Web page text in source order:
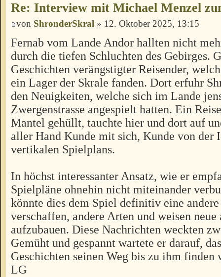
Re: Interview mit Michael Menzel
von ShronderSkral » 12. Oktober 2025, 13:15
Fernab vom Lande Andor hallten nicht
durch die tiefen Schluchten des Gebirges.
Geschichten verängstigter Reisender,
ein Lager der Skrale fanden. Dort erfuhr
den Neuigkeiten, welche sich im Lande
Zwergenstrasse angespielt hatten. Ein
Mantel gehüllt, tauchte hier und dort auf
aller Hand Kunde mit sich, Kunde von der
vertikalen Spielplans.
In höchst interessanter Ansatz, wie er
Spielpläne ohnehin nicht miteinander
könnte dies dem Spiel definitiv eine
verschaffen, andere Arten und weisen neue
aufzubauen. Diese Nachrichten weckten
Gemüht und gespannt wartete er darauf,
Geschichten seinen Weg bis zu ihm finden
LG